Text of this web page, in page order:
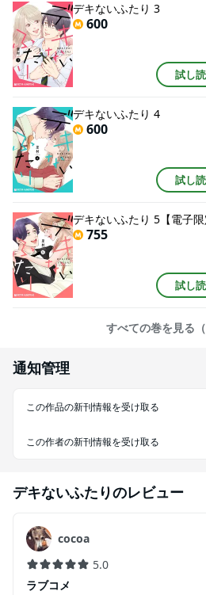
デキないふたり 3
600
試し
デキないふたり 4
600
試し
デキないふたり 5【電子限
755
試し
すべての巻を見る（
通知管理
この作品の新刊情報を受け取る
この作者の新刊情報を受け取る
デキないふたりのレビュー
cocoa
5.0
ラブコメ